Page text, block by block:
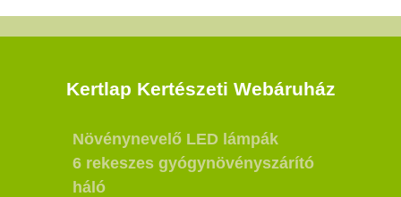
Kertlap Kertészeti Webáruház
Növénynevelő LED lámpák
6 rekeszes gyógynövényszárító
háló